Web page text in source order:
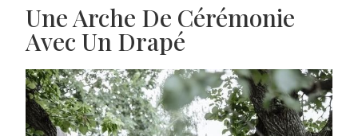
Une Arche De Cérémonie
Avec Un Drapé